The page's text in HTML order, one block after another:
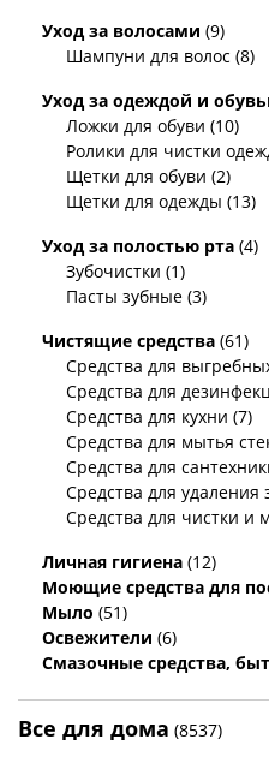
Уход за волосами (9)
Шампуни для волос (8)
Уход за одеждой и
Ложки для обуви (10)
Ролики для чистки
Щетки для обуви (2)
Щетки для одежды (13)
Уход за полостью рта (4)
Зубочистки (1)
Пасты зубные (3)
Чистящие средства (61)
Средства для
Средства для
Средства для кухни (7)
Средства для мытья
Средства для
Средства для удаления
Средства для чистки и
Личная гигиена (12)
Моющие средства для
Мыло (51)
Освежители (6)
Смазочные средства,
Все для дома (8537)